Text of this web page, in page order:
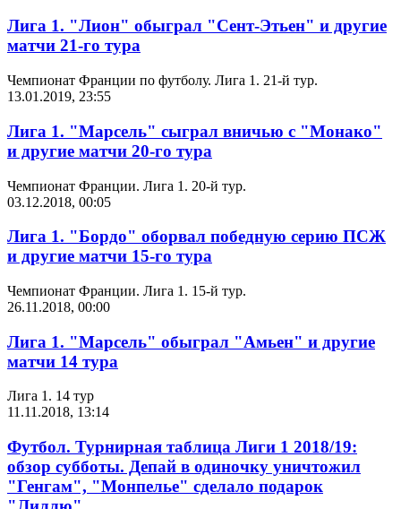
Лига 1. "Лион" обыграл "Сент-Этьен" и другие
матчи 21-го тура
Чемпионат Франции по футболу. Лига 1. 21-й тур.
13.01.2019, 23:55
Лига 1. "Марсель" сыграл вничью с "Монако"
и другие матчи 20-го тура
Чемпионат Франции. Лига 1. 20-й тур.
03.12.2018, 00:05
Лига 1. "Бордо" оборвал победную серию ПСЖ
и другие матчи 15-го тура
Чемпионат Франции. Лига 1. 15-й тур.
26.11.2018, 00:00
Лига 1. "Марсель" обыграл "Амьен" и другие
матчи 14 тура
Лига 1. 14 тур
11.11.2018, 13:14
Футбол. Турнирная таблица Лиги 1 2018/19:
обзор субботы. Депай в одиночку уничтожил
"Генгам", "Монпелье" сделало подарок